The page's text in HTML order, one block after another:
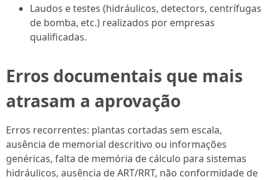
Laudos e testes (hidráulicos, detectors, centrífugas
de bomba, etc.) realizados por empresas
qualificadas.
Erros documentais que mais
atrasam a aprovação
Erros recorrentes: plantas cortadas sem escala,
ausência de memorial descritivo ou informações
genéricas, falta de memória de cálculo para sistemas
hidráulicos, ausência de ART/RRT, não conformidade de